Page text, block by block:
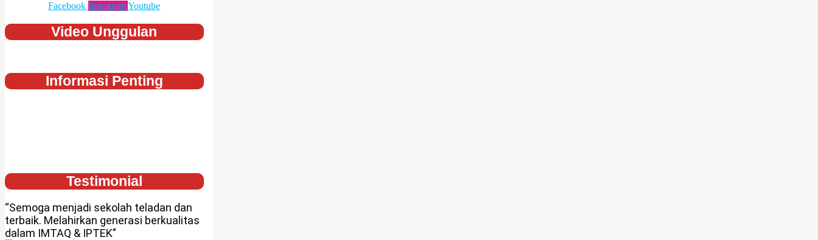
Facebook Instagram Youtube
Video Unggulan
Informasi Penting
Testimonial
“Semoga menjadi sekolah teladan dan
terbaik. Melahirkan generasi berkualitas
dalam IMTAQ & IPTEK”